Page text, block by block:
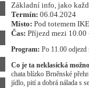
Základní info, jako
Termín: 06.04.2024
Místo: Pod totemem
Čas: Příjezd mezi 10.00
Program: Po 11.00
Co je ta neklasická
chata blízko Brněnské
jídlo, pití a dobrá nálada s